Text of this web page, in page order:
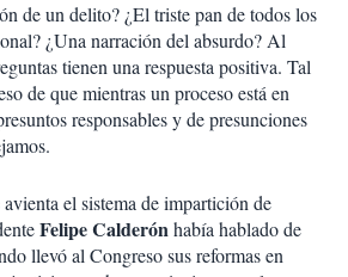
de un delito? ¿El triste pan de todos los
¿Una narración del absurdo? Al
tienen una respuesta positiva. Tal
de que mientras un proceso está en
responsables y de presunciones
el sistema de impartición de
Felipe Calderónhabía hablado de
llevó al Congreso sus reformas en